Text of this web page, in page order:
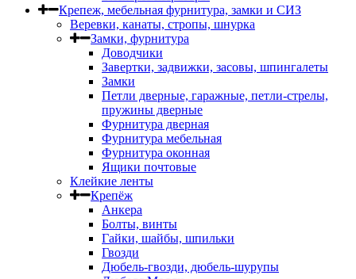
Крепеж, мебельная фурнитура, замки и СИЗ
Веревки, канаты, стропы, шнурка
Замки, фурнитура
Доводчики
Завертки, задвижки, засовы, шпингалеты
Замки
Петли дверные, гаражные, петли-стрелы,
пружины дверные
Фурнитура дверная
Фурнитура мебельная
Фурнитура оконная
Ящики почтовые
Клейкие ленты
Крепёж
Анкера
Болты, винты
Гайки, шайбы, шпильки
Гвозди
Дюбель-гвозди, дюбель-шурупы